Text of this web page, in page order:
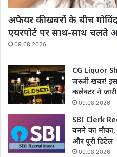
अफेयर की खबरों के बीच
एयरपोर्ट पर साथ-साथ
09.08.2026
CG Liquor
जरूरी खबर!
कलेक्टर ने
09.08.2026
SBI Clerk
बनने का मौका,
और पूरी डिटेल
09.08.2026